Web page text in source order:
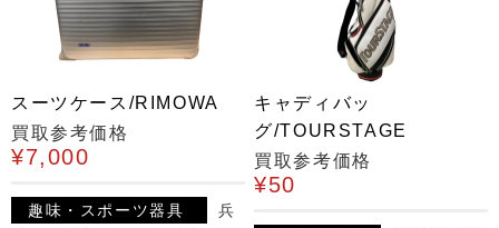
スーツケース/RIMOWA
買取参考価格
¥7,000
趣味・スポーツ器具
兵
キャディバッ
グ/TOURSTAGE
買取参考価格
¥50